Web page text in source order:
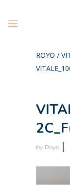
ROYO /
by Royo